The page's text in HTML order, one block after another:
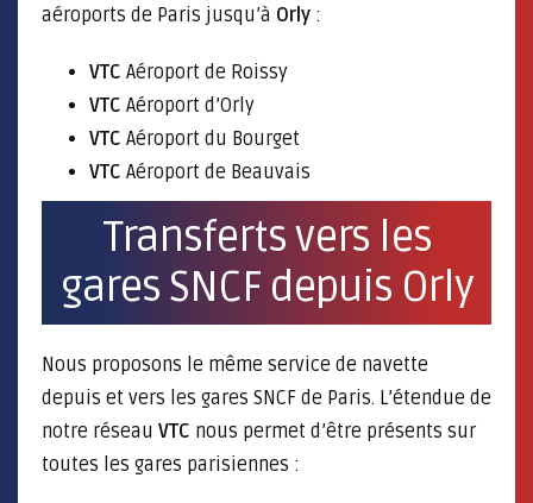
aéroports de Paris jusqu’à Orly :
VTC Aéroport de Roissy
VTC Aéroport d’Orly
VTC Aéroport du Bourget
VTC Aéroport de Beauvais
Transferts vers les
gares SNCF depuis Orly
Nous proposons le même service de navette
depuis et vers les gares SNCF de Paris. L’étendue de
notre réseau VTC nous permet d’être présents sur
toutes les gares parisiennes :